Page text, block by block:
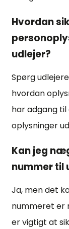
Hvordan
udlejer?
Spørg
hvordan
har adgang
oplysninger
Kan jeg
nummer til
Ja, men det
nummeret er
er vigtigt at